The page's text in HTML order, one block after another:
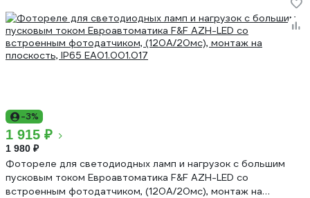
-3%
1 915 ₽
1 980 ₽
Фотореле для светодиодных ламп и нагрузок с большим
пусковым током Евроавтоматика F&F AZH-LED со
встроенным фотодатчиком, (120А/20мс), монтаж на